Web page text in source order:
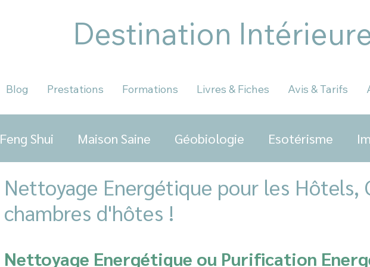
Destination
Blog Prestations Formations Livres & Fiches Avis & Tarifs
Feng Shui Maison Saine Géobiologie Esotérisme
Nettoyage Energétique pour les Hôtels,
chambres d'hôtes !
Nettoyage Energétique ou Purification